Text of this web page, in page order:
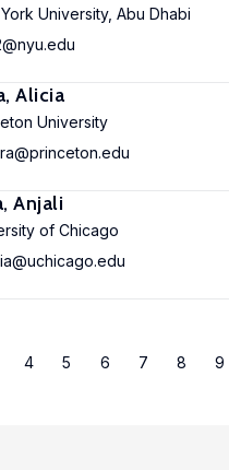
University, Abu Dhabi
Alicia
University
Anjali
of Chicago
4 5 6 7 8 9